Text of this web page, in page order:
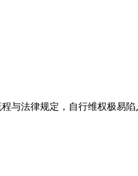
法律规定，自行维权极易